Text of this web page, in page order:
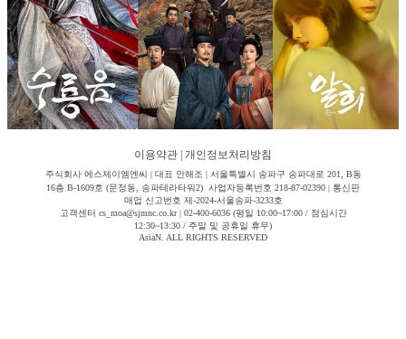
이용약관 개인정보처리방침
주식회사 에스제이엠엔씨 | 대표 안해조 | 서울특별시 송파구 송파대로 201, B동
16층 B-1609호 (문정동, 송파테라타워2) 사업자등록번호 218-87-02390 | 통신판
매업 신고번호 제-2024-서울송파-3233호
고객센터 cs_moa@sjmnc.co.kr | 02-400-6036 (평일 10:00~17:00 / 점심시간
12:30~13:30 / 주말 및 공휴일 휴무)
AsiaN. ALL RIGHTS RESERVED